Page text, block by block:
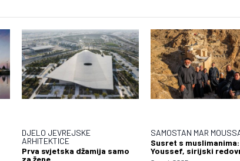
DJELO JEVREJSKE
ARHITEKTICE
Prva svjetska džamija samo
za žene
SAMOSTAN MAR
Susret s
Youssef, sirijski